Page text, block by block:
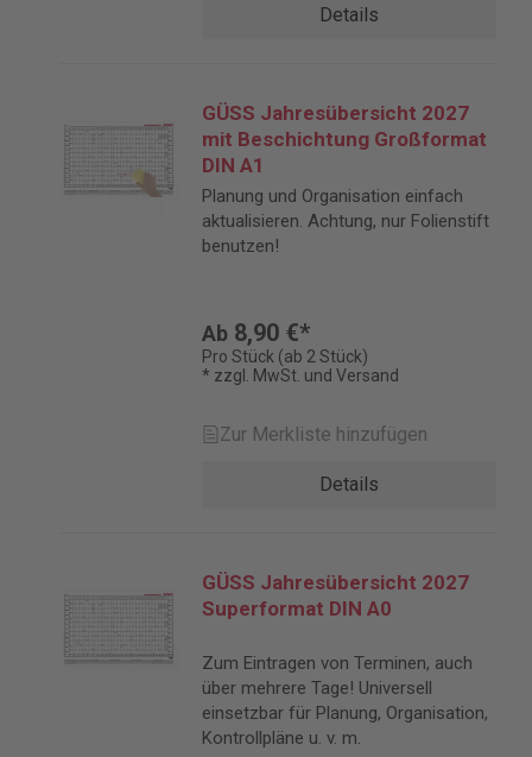
Details
GÜSS Jahresübersicht 2027
mit Beschichtung Großformat
DIN A1
Planung und Organisation einfach
aktualisieren. Achtung, nur Folienstift
benutzen!
Ab 8,90 €*
Pro Stück (ab 2 Stück)
* zzgl. MwSt. und Versand
Zur Merkliste hinzufügen
Details
GÜSS Jahresübersicht 2027
Superformat DIN A0
Zum Eintragen von Terminen, auch
über mehrere Tage! Universell
einsetzbar für Planung, Organisation,
Kontrollpläne u. v. m.